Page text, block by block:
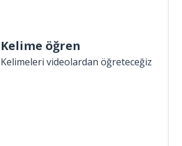
Kelime öğren
Kelimeleri videolardan öğreteceğiz